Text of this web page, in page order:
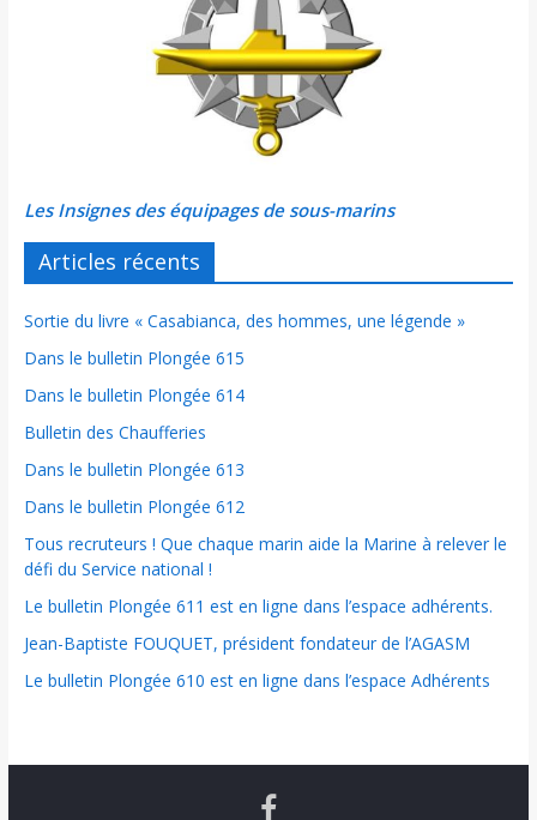
Les Insignes des équipages de sous-marins
Articles récents
Sortie du livre « Casabianca, des hommes, une légende »
Dans le bulletin Plongée 615
Dans le bulletin Plongée 614
Bulletin des Chaufferies
Dans le bulletin Plongée 613
Dans le bulletin Plongée 612
Tous recruteurs ! Que chaque marin aide la Marine à relever le
défi du Service national !
Le bulletin Plongée 611 est en ligne dans l’espace adhérents.
Jean-Baptiste FOUQUET, président fondateur de l’AGASM
Le bulletin Plongée 610 est en ligne dans l’espace Adhérents